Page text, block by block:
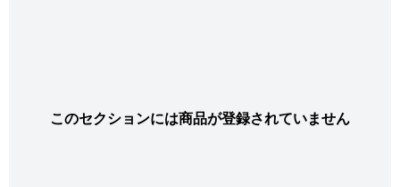
このセクションには商品が登録されていません